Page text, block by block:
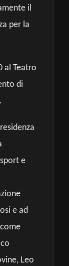
il
per la
al Teatro
di
e
e ad
Leo